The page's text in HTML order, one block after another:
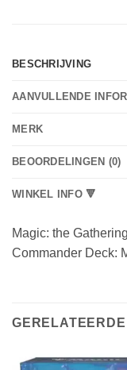
BESCHRIJVING
AANVULLENDE
MERK
BEOORDELINGEN (0)
WINKEL INFO 🔻
Magic: the
Commander Deck: